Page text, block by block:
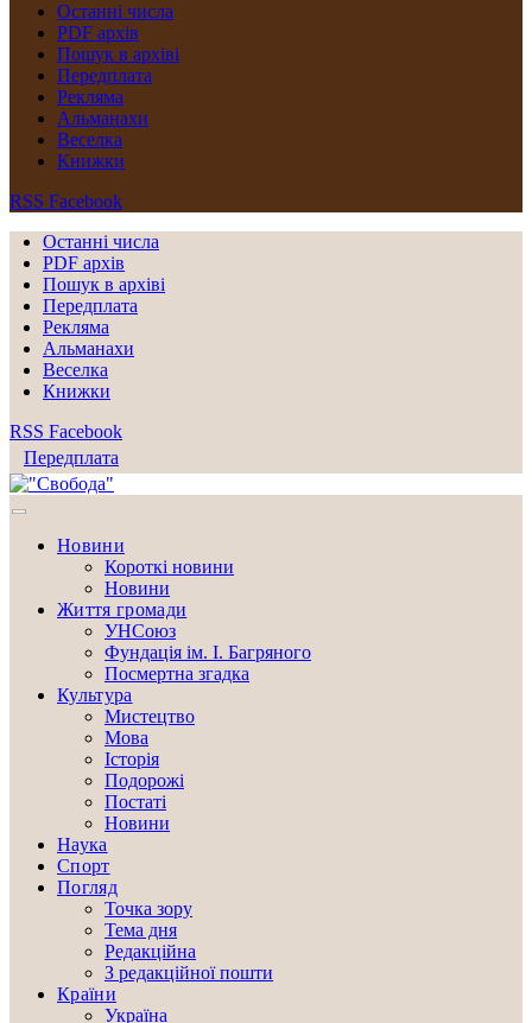
Останні числа
PDF архів
Пошук в архіві
Передплата
Рекляма
Альманахи
Веселка
Книжки
RSS Facebook
Останні числа
PDF архів
Пошук в архіві
Передплата
Рекляма
Альманахи
Веселка
Книжки
RSS Facebook
Передплата
Новини
Короткі новини
Новини
Життя громади
УНСоюз
Фундація ім. І. Багряного
Посмертна згадка
Культура
Мистецтво
Мова
Історія
Подорожі
Постаті
Новини
Наука
Спорт
Погляд
Точка зору
Тема дня
Редакційна
З редакційної пошти
Країни
Україна